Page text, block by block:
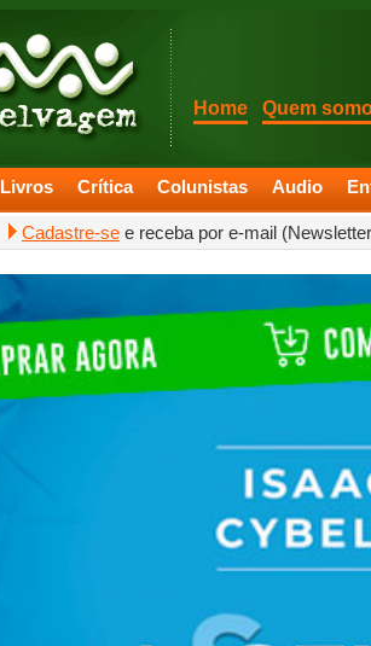
Home Quem
Livros Crítica Colunistas Audio
Cadastre-se e receba por e-mail